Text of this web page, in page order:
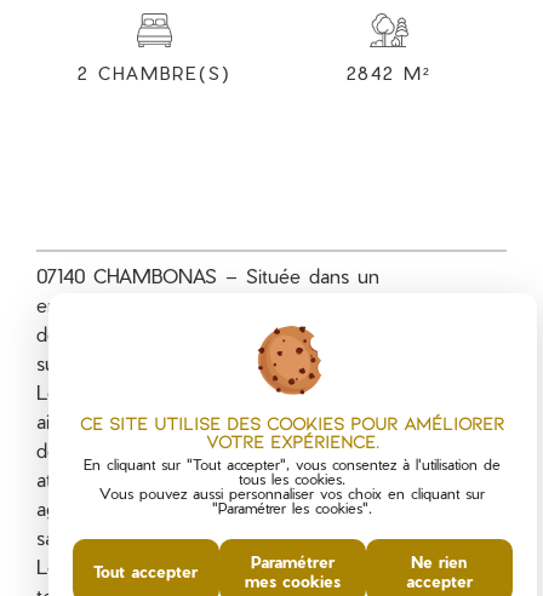
2 CHAMBRE(S) 2842 M²
07140 CHAMBONAS – Située dans un
environnement privilégié, cette charmante maison
de hameau entièrement rénovée développe une
surface habitable de 109 m².
Le premier étage comprend une cuisine aménagée
ainsi qu’une chambre pouvant également faire office
de petit salon, avec un accès direct au terrain
attenant. Au deuxième étage, un agréable salon
agrémenté d’un poêle à bois, une chambre et une
salle de bains avec WC.
Le terrain, attenant et non attenant, d’une superficie
Ce site utilise des cookies pour améliorer
votre expérience.
En cliquant sur "Tout accepter", vous consentez à l'utilisation de
tous les cookies.
Vous pouvez aussi personnaliser vos choix en cliquant sur
"Paramétrer les cookies".
Tout accepter
Paramétrer
mes cookies
Ne rien
accepter